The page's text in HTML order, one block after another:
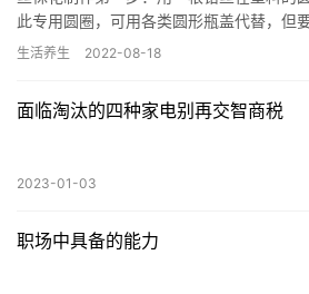
此专用圆圈，可用各类圆形瓶盖代替，但
进），我选的是绿色的铅丝，但实际效果
生活养生 2022-08-18
面临淘汰的四种家电别再交智商税
2023-01-03
职场中具备的能力